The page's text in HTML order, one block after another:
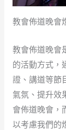
教會佈道晚會
教會佈道晚會
的活動方式，
證、講道等節
氣氛、提升效
會佈道晚會，
以考慮我們的